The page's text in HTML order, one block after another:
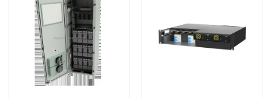
Kontak
Produk
video